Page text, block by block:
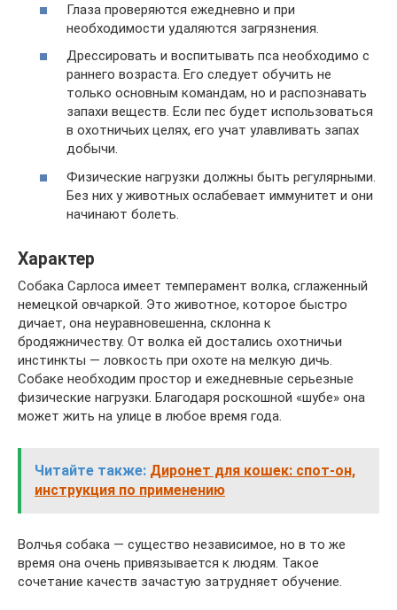
Глаза проверяются ежедневно и при
необходимости удаляются загрязнения.
Дрессировать и воспитывать пса необходимо с
раннего возраста. Его следует обучить не
только основным командам, но и распознавать
запахи веществ. Если пес будет использоваться
в охотничьих целях, его учат улавливать запах
добычи.
Физические нагрузки должны быть регулярными.
Без них у животных ослабевает иммунитет и они
начинают болеть.
Характер
Собака Сарлоса имеет темперамент волка, сглаженный
немецкой овчаркой. Это животное, которое быстро
дичает, она неуравновешенна, склонна к
бродяжничеству. От волка ей достались охотничьи
инстинкты — ловкость при охоте на мелкую дичь.
Собаке необходим простор и ежедневные серьезные
физические нагрузки. Благодаря роскошной «шубе» она
может жить на улице в любое время года.
Читайте также: Диронет для кошек: спот-он,
инструкция по применению
Волчья собака — существо независимое, но в то же
время она очень привязывается к людям. Такое
сочетание качеств зачастую затрудняет обучение.